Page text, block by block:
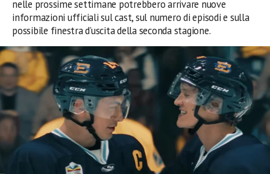
nelle prossime settimane potrebbero arrivare nuove
informazioni ufficiali sul cast, sul numero di episodi e sulla
possibile finestra d’uscita della seconda stagione.